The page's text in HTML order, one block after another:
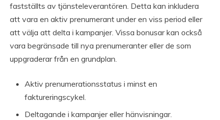
fastställts av tjänsteleverantören. Detta kan inkludera
att vara en aktiv prenumerant under en viss period eller
att välja att delta i kampanjer. Vissa bonusar kan också
vara begränsade till nya prenumeranter eller de som
uppgraderar från en grundplan.
Aktiv prenumerationsstatus i minst en
faktureringscykel.
Deltagande i kampanjer eller hänvisningar.